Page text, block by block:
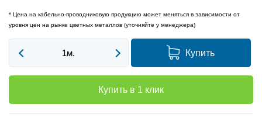
* Цена на кабельно-проводниковую продукцию может меняться в зависимости от
уровня цен на рынке цветных металлов (уточняйте у менеджера)
Купить
Купить в 1 клик